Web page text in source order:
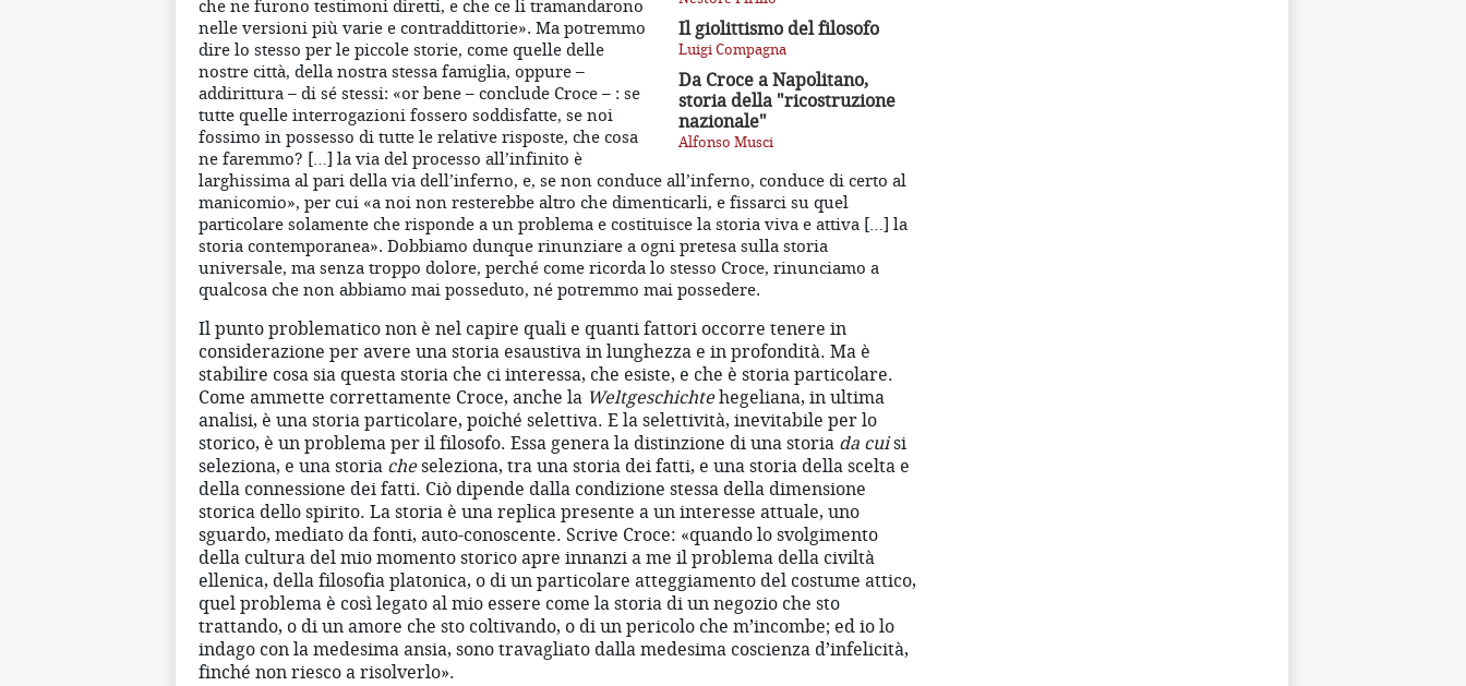
Il giolittismo del filosofo
Luigi Compagna
Da Croce a Napolitano,
storia della "ricostruzione
nazionale"
Alfonso Musci
che ne furono testimoni diretti, e che ce li tramandarono
nelle versioni più varie e contraddittorie». Ma potremmo
dire lo stesso per le piccole storie, come quelle delle
nostre città, della nostra stessa famiglia, oppure –
addirittura – di sé stessi: «or bene – conclude Croce – : se
tutte quelle interrogazioni fossero soddisfatte, se noi
fossimo in possesso di tutte le relative risposte, che cosa
ne faremmo? […] la via del processo all’infinito è
larghissima al pari della via dell’inferno, e, se non conduce all’inferno, conduce di certo al
manicomio», per cui «a noi non resterebbe altro che dimenticarli, e fissarci su quel
particolare solamente che risponde a un problema e costituisce la storia viva e attiva […] la
storia contemporanea». Dobbiamo dunque rinunziare a ogni pretesa sulla storia
universale, ma senza troppo dolore, perché come ricorda lo stesso Croce, rinunciamo a
qualcosa che non abbiamo mai posseduto, né potremmo mai possedere.
Il punto problematico non è nel capire quali e quanti fattori occorre tenere in
considerazione per avere una storia esaustiva in lunghezza e in profondità. Ma è
stabilire cosa sia questa storia che ci interessa, che esiste, e che è storia particolare.
Come ammette correttamente Croce, anche la Weltgeschichtehegeliana, in ultima
analisi, è una storia particolare, poiché selettiva. E la selettività, inevitabile per lo
storico, è un problema per il filosofo. Essa genera la distinzione di una storia da cuisi
seleziona, e una storia cheseleziona, tra una storia dei fatti, e una storia della scelta e
della connessione dei fatti. Ciò dipende dalla condizione stessa della dimensione
storica dello spirito. La storia è una replica presente a un interesse attuale, uno
sguardo, mediato da fonti, auto-conoscente. Scrive Croce: «quando lo svolgimento
della cultura del mio momento storico apre innanzi a me il problema della civiltà
ellenica, della filosofia platonica, o di un particolare atteggiamento del costume attico,
quel problema è così legato al mio essere come la storia di un negozio che sto
trattando, o di un amore che sto coltivando, o di un pericolo che m’incombe; ed io lo
indago con la medesima ansia, sono travagliato dalla medesima coscienza d’infelicità,
finché non riesco a risolverlo».